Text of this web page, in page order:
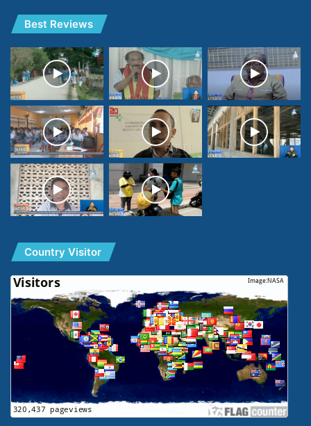
Best Reviews
Country Visitor